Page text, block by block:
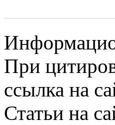
При
ссылка на
Статьи на